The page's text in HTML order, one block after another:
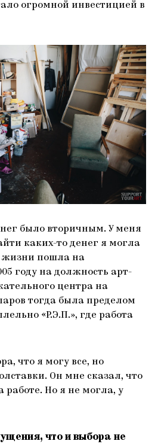
огромной инвестицией в
было вторичным. У меня
каких-то денег я могла
жизни пошла на
году на должность арт-
центра на
тогда была пределом
«Р.Э.П.», где работа
что я могу все, но
Он мне сказал, что
работе. Но я не могла, у
что и выбора не